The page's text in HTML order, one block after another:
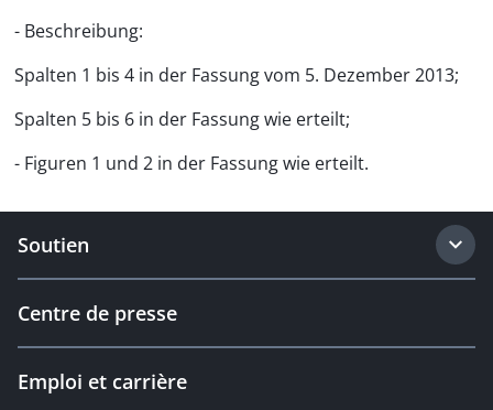
- Beschreibung:
Spalten 1 bis 4 in der Fassung vom 5. Dezember 2013;
Spalten 5 bis 6 in der Fassung wie erteilt;
- Figuren 1 und 2 in der Fassung wie erteilt.
Soutien
Centre de presse
Emploi et carrière